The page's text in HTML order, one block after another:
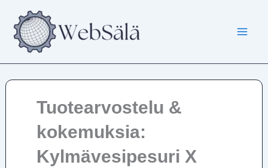
sisältöön
Tuotearvostelu &
kokemuksia:
Kylmävesipesuri X